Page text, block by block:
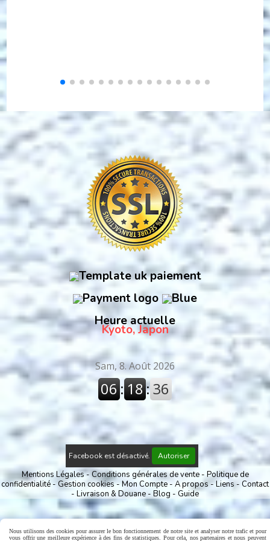
Heure actuelle
Kyoto, Japon
Facebook est désactivé. Autoriser
Mentions Légales Conditions générales de vente
Politique de
confidentialité
Gestion cookies Mon Compte A propos Liens
Contact
Livraison & Douane
Blog Guide
Nous utilisons des cookies pour assurer le bon fonctionnement de notre site et analyser notre trafic et pour
vous offrir une meilleure expérience à des fins de statistiques. Pour cela, nos partenaires et nous peuvent